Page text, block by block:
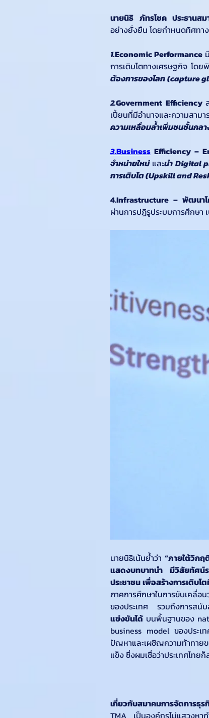
นายนิธิ ภัทรโชค ประธานสม
อย่างยั่งยืน โดยกำหนดทิศท
1.Economic Performance
การเติบโตทางเศรษฐกิจ โดย
ต้องการของโลก(capture
2.Government Efficiency
เปี้ยนที่มีอำนาจและความสาม
ความเหลื่อมล้ำเพิ่มชนชั้นกล
3.Business Efficiency –
จำหน่ายใหม่ และนำ Digital
การเติบโต (Upskill and
4.Infrastructure – พัฒนา
ผ่านการปฏิรูประบบการศึกษ
นายนิธิเน้นย้ำว่า “ภายใต้วิกฤ
แสดงบทบาทนำ มีวิสัยทัศน์
ประชาชน เพื่อสร้างการเติบโ
ภาคการศึกษาในการขับเคลื่
ของประเทศ รวมถึงการสนั
แข่งขันได้ บนพื้นฐานของ
business model ของประเ
ปัญหาและเผชิญความท้าทายข
แข็ง ซึ่งผมเชื่อว่าประเทศไทย
เกี่ยวกับสมาคมการจัดการธุร
TMA เป็นองค์กรไม่แสวงหา